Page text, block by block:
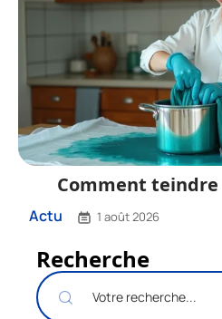
Comment
Actu 1 août 2026
Recherche